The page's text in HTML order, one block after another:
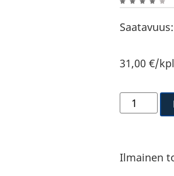
Saatavuus:
31,00 €/kpl
Ilmainen